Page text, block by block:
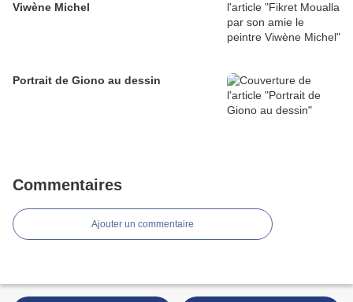
Viwène Michel
Portrait de Giono au dessin
Commentaires
Ajouter un commentaire